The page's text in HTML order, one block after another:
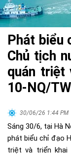
Phát biểu
Chủ tịch
quán triệt
10-NQ/TW
30/06/26 1:44 PM
Sáng 30/6, tại Hà
phát biểu chỉ đạo
triệt và triển khai